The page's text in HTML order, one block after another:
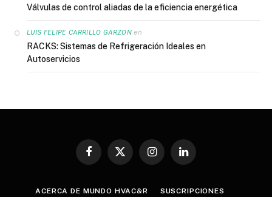
Válvulas de control aliadas de la eficiencia energética
LUIS FELIPE CARRILLO GARZONen
RACKS: Sistemas de Refrigeración Ideales en
Autoservicios
Facebook
X
InstagramLinkedIn
ACERCA DE MUNDO HVAC&R SUSCRIPCIONES